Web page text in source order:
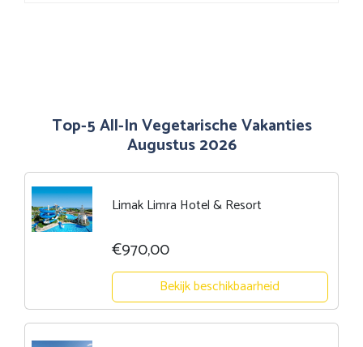
Top-5 All-In Vegetarische Vakanties
Augustus 2026
Limak Limra Hotel & Resort
€970,00
Bekijk beschikbaarheid